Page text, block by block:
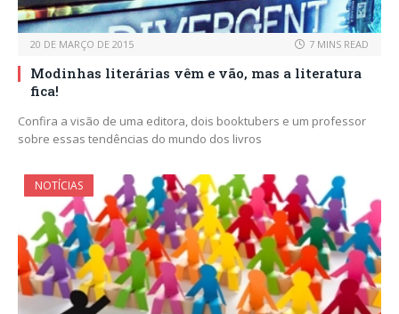
20 DE MARÇO DE 2015 7 MINS READ
Modinhas literárias vêm e vão, mas a literatura
fica!
Confira a visão de uma editora, dois booktubers e um professor
sobre essas tendências do mundo dos livros
NOTÍCIAS